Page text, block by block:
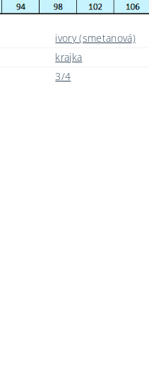
ivory (smetanová)
krajka
3/4